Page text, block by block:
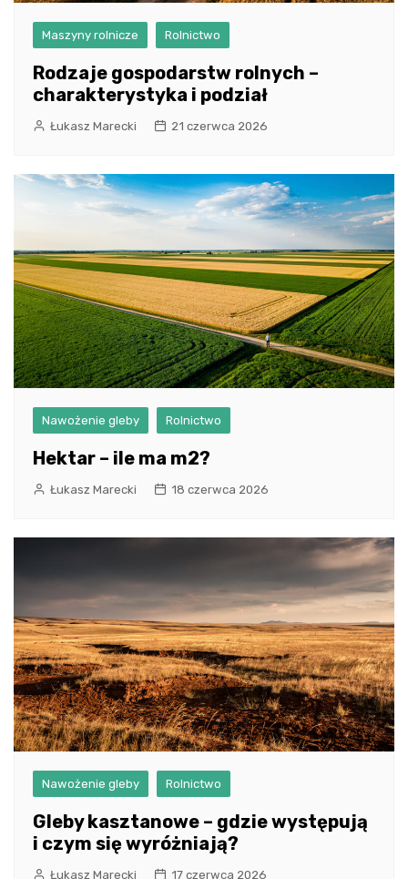
Maszyny rolnicze Rolnictwo
Rodzaje gospodarstw rolnych –
charakterystyka i podział
Łukasz Marecki 21 czerwca 2026
Nawożenie gleby Rolnictwo
Hektar – ile ma m2?
Łukasz Marecki 18 czerwca 2026
Nawożenie gleby Rolnictwo
Gleby kasztanowe – gdzie występują
i czym się wyróżniają?
Łukasz Marecki 17 czerwca 2026